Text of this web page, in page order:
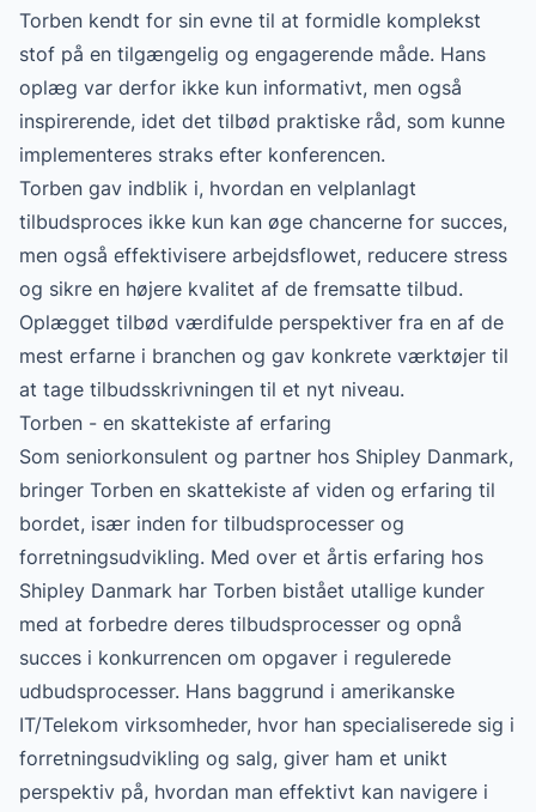
Torben kendt for sin evne til at formidle komplekst
stof på en tilgængelig og engagerende måde. Hans
oplæg var derfor ikke kun informativt, men også
inspirerende, idet det tilbød praktiske råd, som kunne
implementeres straks efter konferencen.
Torben gav indblik i, hvordan en velplanlagt
tilbudsproces ikke kun kan øge chancerne for succes,
men også effektivisere arbejdsflowet, reducere stress
og sikre en højere kvalitet af de fremsatte tilbud.
Oplægget tilbød værdifulde perspektiver fra en af de
mest erfarne i branchen og gav konkrete værktøjer til
at tage tilbudsskrivningen til et nyt niveau.
Torben - en skattekiste af erfaring
Som seniorkonsulent og partner hos Shipley Danmark,
bringer Torben en skattekiste af viden og erfaring til
bordet, især inden for tilbudsprocesser og
forretningsudvikling. Med over et årtis erfaring hos
Shipley Danmark har Torben bistået utallige kunder
med at forbedre deres tilbudsprocesser og opnå
succes i konkurrencen om opgaver i regulerede
udbudsprocesser. Hans baggrund i amerikanske
IT/Telekom virksomheder, hvor han specialiserede sig i
forretningsudvikling og salg, giver ham et unikt
perspektiv på, hvordan man effektivt kan navigere i